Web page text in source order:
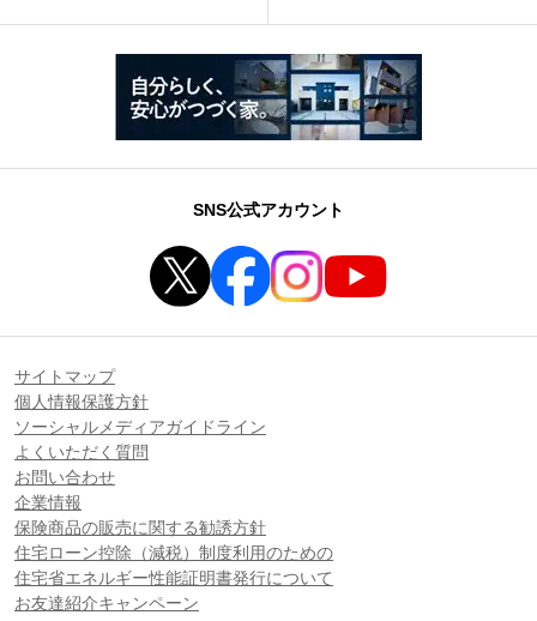
SNS公式アカウント
サイトマップ
個人情報保護方針
ソーシャルメディアガイドライン
よくいただく質問
お問い合わせ
企業情報
保険商品の販売に関する勧誘方針
住宅ローン控除（減税）制度利用のための
住宅省エネルギー性能証明書発行について
お友達紹介キャンペーン